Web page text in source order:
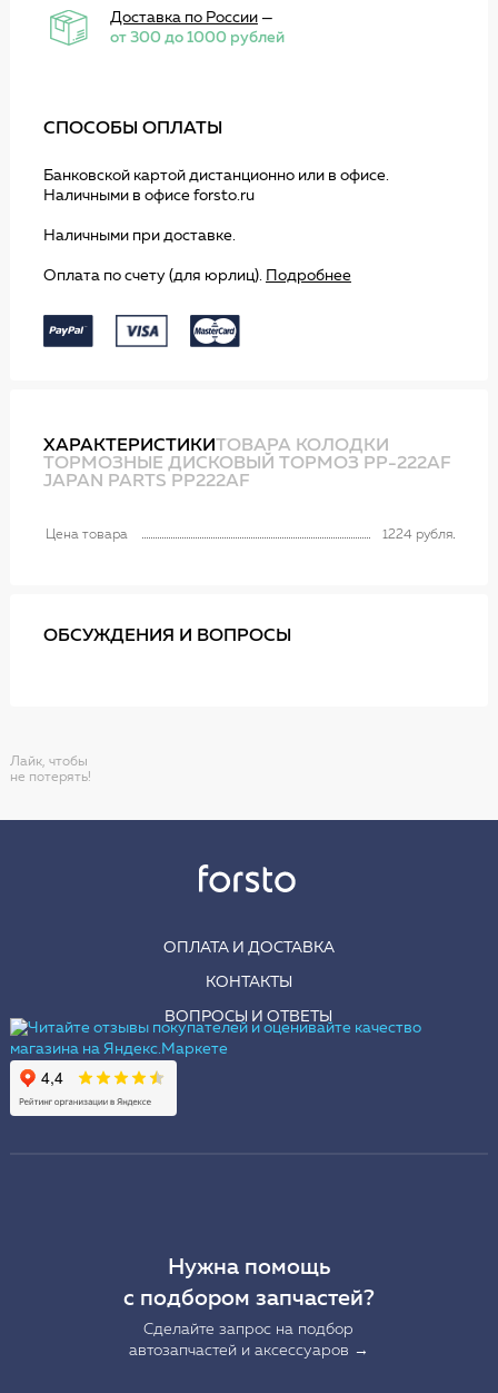
Доставка по России—
от 300 до 1000 рублей
СПОСОБЫ ОПЛАТЫ
Банковской картой дистанционно или в офисе.
Наличными в офисе forsto.ru
Наличными при доставке.
Оплата по счету (для юрлиц). Подробнее
ХАРАКТЕРИСТИКИТОВАРА КОЛОДКИ
ТОРМОЗНЫЕ ДИСКОВЫЙ ТОРМОЗ PP-222AF
JAPAN PARTS PP222AF
Цена товара 1224 рубля
ОБСУЖДЕНИЯ И ВОПРОСЫ
Лайк, чтобы
не потерять!
ОПЛАТА И ДОСТАВКА
КОНТАКТЫ
ВОПРОСЫ И ОТВЕТЫ
Нужна помощь
с подбором запчастей?
Сделайте запрос на подбор
автозапчастей и аксессуаров →